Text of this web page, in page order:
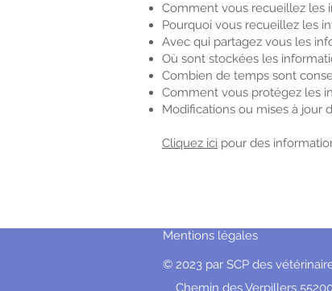
Comment vous recueillez les
Pourquoi vous recueillez les
Avec qui partagez vous les
Où sont stockées les
Combien de temps sont
Comment vous protégez les
Modifications ou mises à jour
Cliquez ici pour des
Mentions légales
© 2023 par SCP des
Chemin des Verpillers